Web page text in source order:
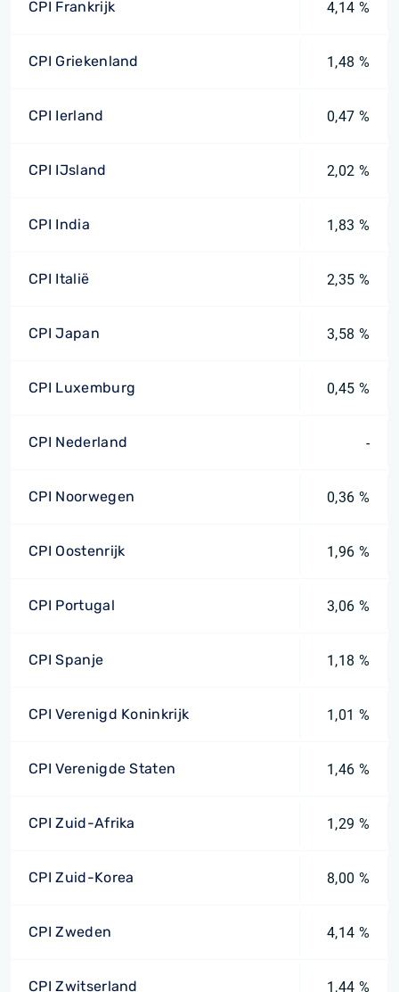
CPI Frankrijk 4,14 %
CPI Griekenland 1,48 %
CPI Ierland 0,47 %
CPI IJsland 2,02 %
CPI India 1,83 %
CPI Italië 2,35 %
CPI Japan 3,58 %
CPI Luxemburg 0,45 %
CPI Nederland -
CPI Noorwegen 0,36 %
CPI Oostenrijk 1,96 %
CPI Portugal 3,06 %
CPI Spanje 1,18 %
CPI Verenigd Koninkrijk 1,01 %
CPI Verenigde Staten 1,46 %
CPI Zuid-Afrika 1,29 %
CPI Zuid-Korea 8,00 %
CPI Zweden 4,14 %
CPI Zwitserland 1,44 %